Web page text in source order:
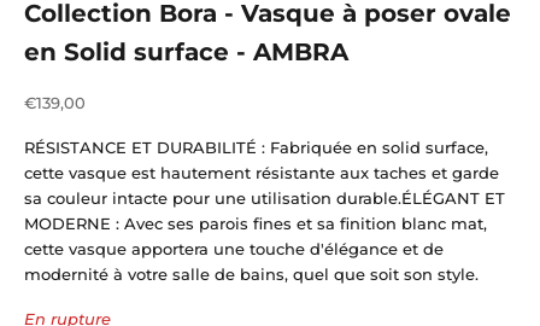
Collection Bora - Vasque à poser ovale
en Solid surface - AMBRA
Prix de vente
€139,00
RÉSISTANCE ET DURABILITÉ : Fabriquée en solid surface,
cette vasque est hautement résistante aux taches et garde
sa couleur intacte pour une utilisation durable.ÉLÉGANT ET
MODERNE : Avec ses parois fines et sa finition blanc mat,
cette vasque apportera une touche d'élégance et de
modernité à votre salle de bains, quel que soit son style.
En rupture